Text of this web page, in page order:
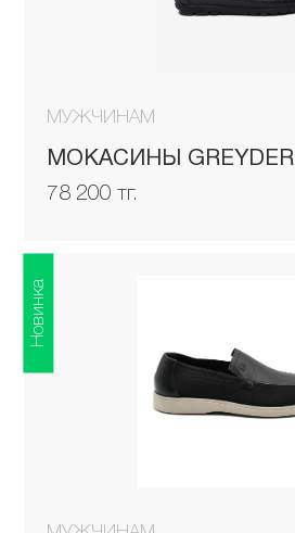
МУЖЧИНАМ
МОКАСИНЫ GREYDER
78 200 тг.
Новинка